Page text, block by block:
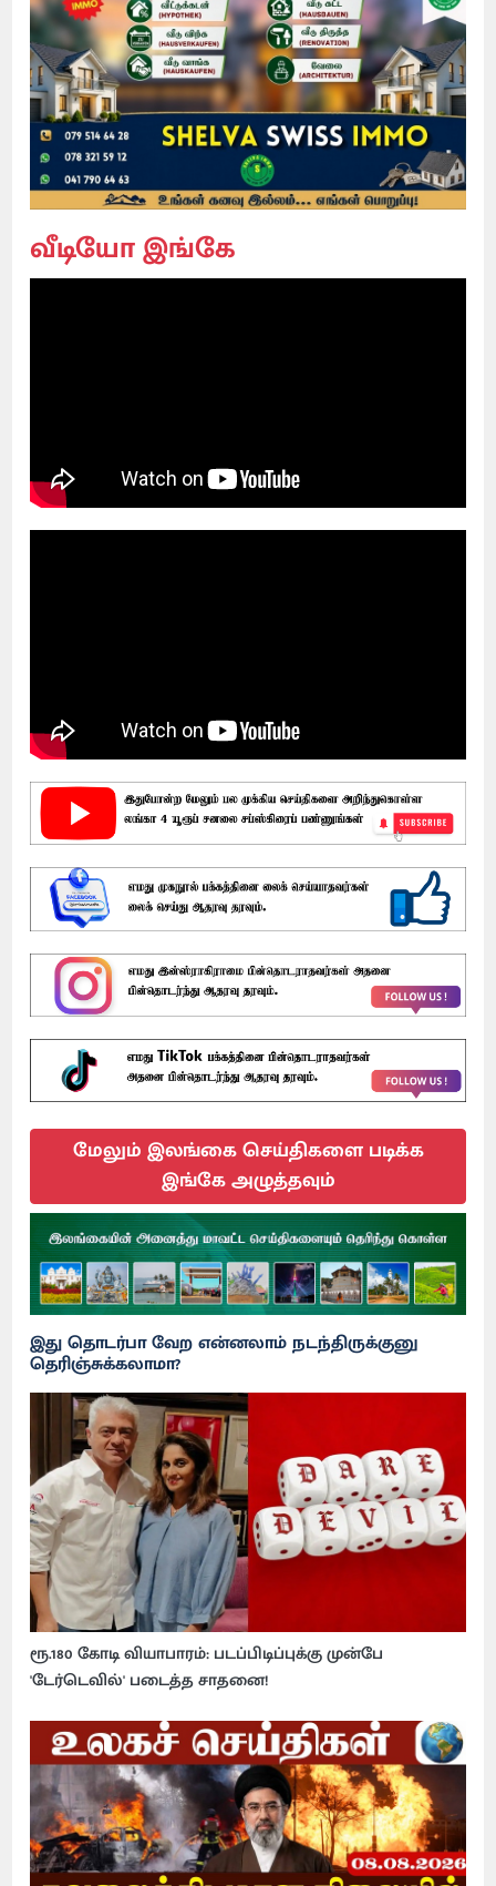
வீடியோ இங்கே
மேலும் இலங்கை செய்திகளை படிக்க
இங்கே அழுத்தவும்
இது தொடர்பா வேற என்னலாம் நடந்திருக்குனு
தெரிஞ்சுக்கலாமா?
ரூ.180 கோடி வியாபாரம்: படப்பிடிப்புக்கு முன்பே
'டேர்டெவில்' படைத்த சாதனை!